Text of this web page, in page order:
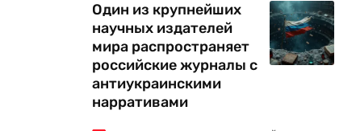
Один из крупнейших
научных издателей
мира распространяет
российские журналы с
антиукраинскими
нарративами